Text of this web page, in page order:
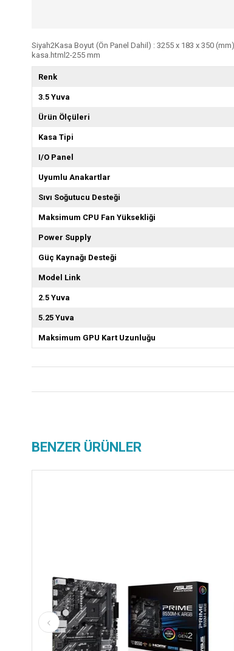
Siyah2Kasa Boyut (Ön Panel Dahil) : 3255 x 183 x 350
kasa.html2-255 mm
Renk
3.5 Yuva
Ürün Ölçüleri
Kasa Tipi
I/O Panel
Uyumlu Anakartlar
Sıvı Soğutucu Desteği
Maksimum CPU Fan Yüksekliği
Power Supply
Güç Kaynağı Desteği
Model Link
2.5 Yuva
5.25 Yuva
Maksimum GPU Kart Uzunluğu
BENZER ÜRÜNLER